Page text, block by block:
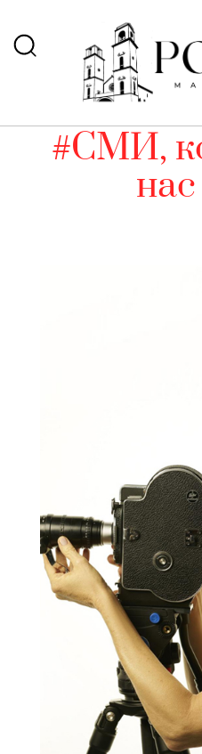
#СМИ,